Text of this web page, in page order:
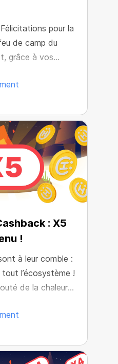
pour la
de camp du
grâce à vos
Maintenant, tout
de X5
achats.
: X5
!
à leur comble :
l’écosystème !
de la chaleur
récompenses.